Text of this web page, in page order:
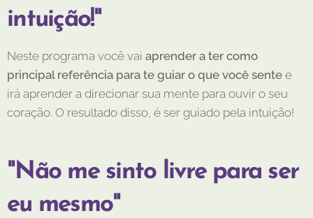
intuição!"
Neste programa você vai aprender a ter como
principal referência para te guiar o que você sente e
irá aprender a direcionar sua mente para ouvir o seu
coração. O resultado disso, é ser guiado pela intuição!
"Não me sinto livre para ser
eu mesmo"